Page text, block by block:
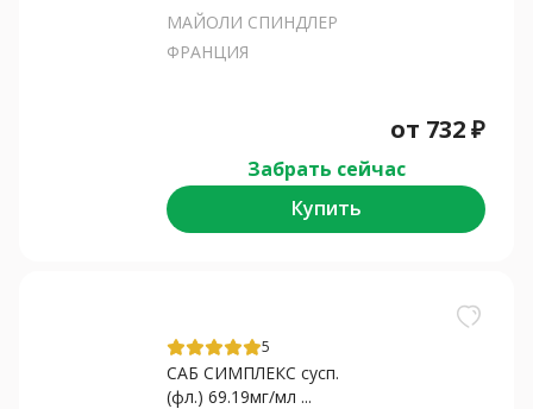
МАЙОЛИ СПИНДЛЕР
ФРАНЦИЯ
от 732₽
Забрать сейчас
Купить
5
САБ СИМПЛЕКС сусп.
(фл.) 69.19мг/мл ...